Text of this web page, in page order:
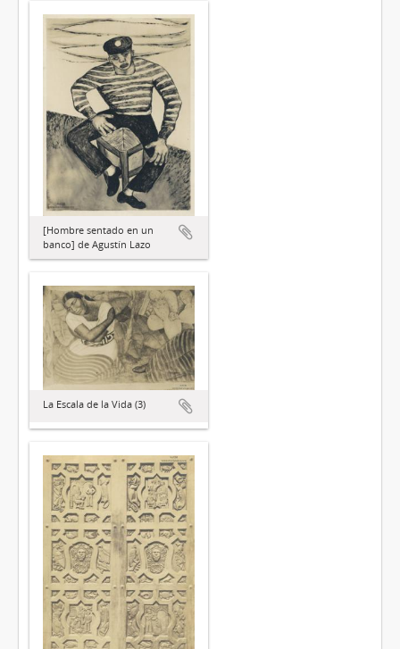
[Hombre sentado en un
banco] de Agustín Lazo
La Escala de la Vida (3)